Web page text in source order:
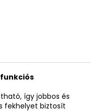
így jobbos és
fekhelyet biztosít